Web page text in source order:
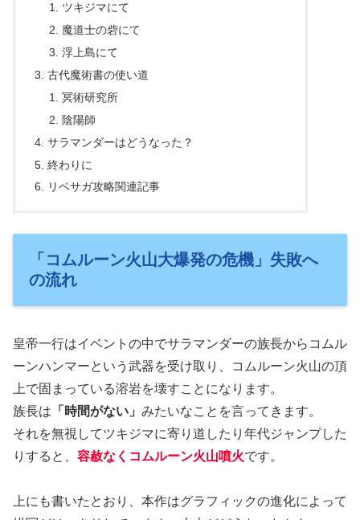
ツキジマにて
魔道士の砦にて
浮上島にて
古代魔術書の使い道
冥術研究所
陰陽師
サラマンダーはどうなった？
終わりに
リベサガ攻略関連記事
「コムルーン火山大爆発の危機」失敗へ
の流れ
皇帝一行はイベントの中でサラマンダーの族長からコムル
ーンハンマーという武器を受け取り、コムルーン火山の頂
上で固まっている溶岩を壊すことになります。
族長は 「時間がない」 みたいなことを言ってきます。
それを無視してツキジマに寄り道したり年代ジャンプした
りすると、 容赦なくコムルーン火山噴火です。
上にも書いたとおり、本作はグラフィックの進化によって